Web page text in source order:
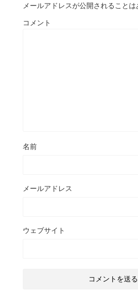
メールアドレスが公開されることは
コメント
名前
メールアドレス
ウェブサイト